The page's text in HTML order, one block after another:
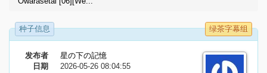
种子信息 绿茶字幕组
发布者
星の下の記憶
日期
2026-05-26 08:04:55